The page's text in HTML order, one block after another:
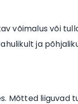
võimalus või
ja
Mõtted liiguvad